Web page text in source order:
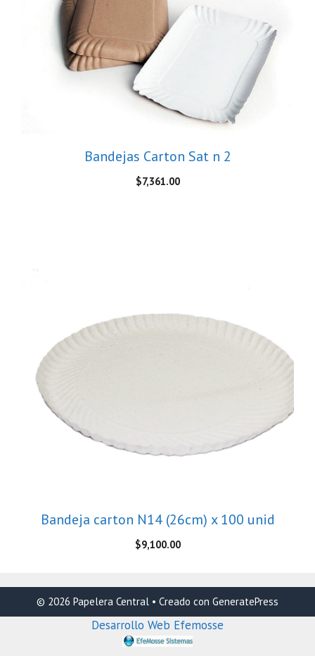
Bandejas Carton Sat n 2
$7,361.00
Bandeja carton N14 (26cm) x 100 unid
$9,100.00
© 2026 Papelera Central • Creado con GeneratePress
Desarrollo Web Efemosse